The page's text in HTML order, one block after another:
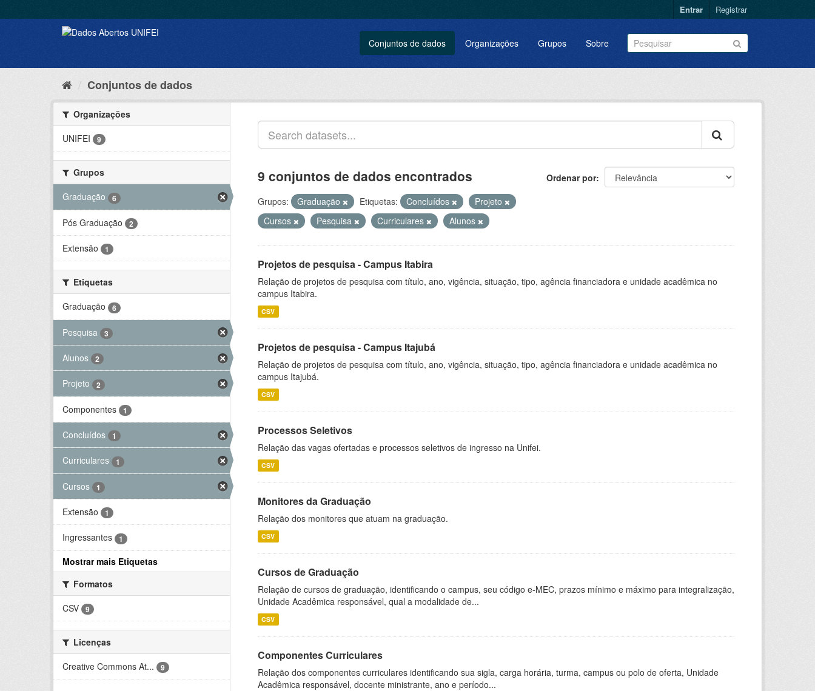
Entrar Registrar
Conjuntos de dados Organizações Grupos Sobre
Conjuntos de dados
Organizações
UNIFEI
9
Grupos
Graduação
6
Pós Graduação 2
Extensão 1
Etiquetas
Graduação
6
Pesquisa 3
Alunos 2
Projeto 2
Componentes 1
Concluídos 1
Curriculares 1
Cursos 1
Extensão 1
Ingressantes 1
Mostrar mais Etiquetas
Formatos
CSV
9
Licenças
Creative Commons At...
9
Ordenar por
9 conjuntos de dados encontrados
Grupos: Graduação Etiquetas: Concluídos
Projeto
Cursos
Pesquisa Curriculares Alunos
Projetos de pesquisa - Campus Itabira
Relação de projetos de pesquisa com título, ano, vigência, situação, tipo, agência financiadora e unidade acadêmica no
campus Itabira.
CSV
Projetos de pesquisa - Campus Itajubá
Relação de projetos de pesquisa com título, ano, vigência, situação, tipo, agência financiadora e unidade acadêmica no
campus Itajubá.
CSV
Processos Seletivos
Relação das vagas ofertadas e processos seletivos de ingresso na Unifei.
CSV
Monitores da Graduação
Relação dos monitores que atuam na graduação.
CSV
Cursos de Graduação
Relação de cursos de graduação, identificando o campus, seu código e-MEC, prazos mínimo e máximo para integralização,
Unidade Acadêmica responsável, qual a modalidade de...
CSV
Componentes Curriculares
Relação dos componentes curriculares identificando sua sigla, carga horária, turma, campus ou polo de oferta, Unidade
Acadêmica responsável, docente ministrante, ano e período...